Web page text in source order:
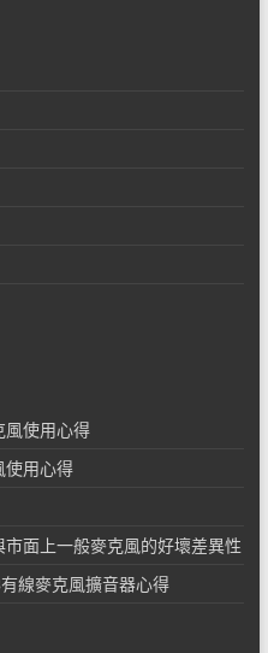
風使用心得
使用心得
市面上一般麥克風的好壞差異性
線麥克風擴音器心得